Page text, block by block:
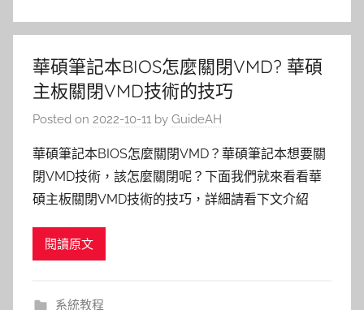
華碩筆記本BIOS怎麼關閉VMD? 華碩
主板關閉VMD技術的技巧
Posted on 2022-10-11 by GuideAH
華碩筆記本BIOS怎麼關閉VMD？華碩筆記本想要關
閉VMD技術，該怎麼關閉呢？下面我們就來看看華
碩主板關閉VMD技術的技巧，詳細請看下文介紹
閱讀原文
系統教程